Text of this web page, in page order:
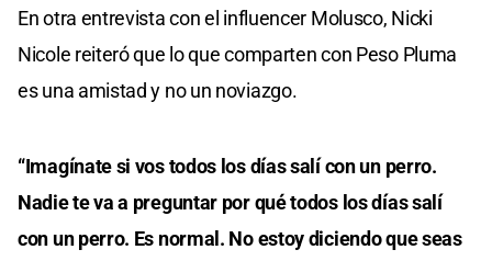
of
seconds
En otra entrevista con el influencer Molusco, Nicki
Nicole reiteró que lo que comparten con Peso Pluma
es una amistad y no un noviazgo.
“Imagínate si vos todos los días salí con un perro.
Nadie te va a preguntar por qué todos los días salí
con un perro. Es normal. No estoy diciendo que seas